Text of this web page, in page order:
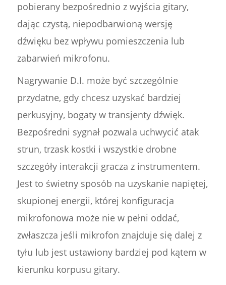
pobierany bezpośrednio z wyjścia gitary,
dając czystą, niepodbarwioną wersję
dźwięku bez wpływu pomieszczenia lub
zabarwień mikrofonu.
Nagrywanie D.I. może być szczególnie
przydatne, gdy chcesz uzyskać bardziej
perkusyjny, bogaty w transjenty dźwięk.
Bezpośredni sygnał pozwala uchwycić atak
strun, trzask kostki i wszystkie drobne
szczegóły interakcji gracza z instrumentem.
Jest to świetny sposób na uzyskanie napiętej,
skupionej energii, której konfiguracja
mikrofonowa może nie w pełni oddać,
zwłaszcza jeśli mikrofon znajduje się dalej z
tyłu lub jest ustawiony bardziej pod kątem w
kierunku korpusu gitary.